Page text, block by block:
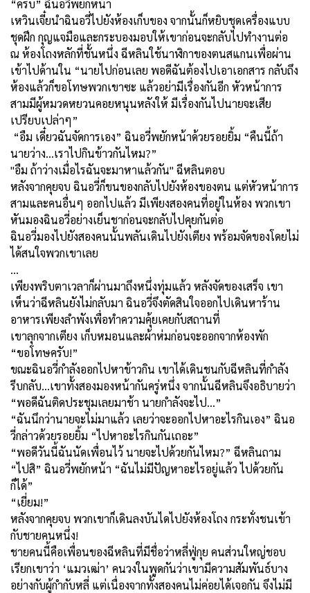
“ครับ” ฉินอวี่พยักหน้า
เหวินเจี๋ยนำฉินอวี่ไปยังห้องเก็บของ จากนั้นก็หยิบชุดเครื่องแบบ
ชุดฝึก กุญแจมือและกระบองมอบให้เขาก่อนจะกลับไปทำงานต่อ
ณ ห้องโถงหลักที่ชั้นหนึ่ง ฉีหลินใช้นาฬิกาของตนสแกนเพื่อผ่าน
เข้าไปด้านใน “นายไปก่อนเลย พอดีฉันต้องไปเอาเอกสาร กลับถึง
ห้องแล้วก็ขอโทษพวกเขาซะ แล้วอย่ามีเรื่องกันอีก หัวหน้าการ
สามมีผู้หมวดหยวนคอยหนุนหลังให้ มีเรื่องกันไปนายจะเสีย
เปรียบเปล่าๆ”
“อืม เดี๋ยวฉันจัดการเอง” ฉินอวี่พยักหน้าด้วยรอยยิ้ม “คืนนี้ถ้า
นายว่าง...เราไปกินข้าวกันไหม?”
"อืม ถ้าว่างเมื่อไรฉันจะมาหาแล้วกัน" ฉีหลินตอบ
หลังจากคุยจบ ฉินอวี่ก็ขนของกลับไปยังห้องของตน แต่หัวหน้าการ
สามและคนอื่นๆ ออกไปแล้ว มีเพียงสองคนที่อยู่ในห้อง พวกเขา
หันมองฉินอวี่อย่างเย็นชาก่อนจะกลับไปคุยกันต่อ
ฉินอวี่มองไปยังสองคนนั้นพลันเดินไปยังเตียง พร้อมจัดของโดยไม่
ได้สนใจพวกเขาเลย
…
เพียงพริบตาเวลาก็ผ่านมาถึงหนึ่งทุ่มแล้ว หลังจัดของเสร็จ เขา
เห็นว่าฉีหลินยังไม่กลับมา ฉินอวี่จึงตัดสินใจออกไปเดินหาร้าน
อาหารเพียงลำพังเพื่อทำความคุ้ยเคยกับสถานที่
เขาลุกจากเตียง เก็บหมอนและผ้าห่มก่อนจะออกจากห้องพัก
“ขอโทษครับ!”
ขณะฉินอวี่กำลังออกไปหาข้าวกิน เขาได้เดินชนกับฉีหลินที่กำลัง
รีบกลับ…เขาทั้งสองมองหน้ากันครู่หนึ่ง จากนั้นฉีหลินจึงอธิบายว่า
“พอดีฉันติดประชุมเลยมาช้า นายกำลังจะไป...”
“ฉันนึกว่านายจะไม่มาแล้ว เลยว่าจะออกไปหาอะไรกินเอง” ฉินอ
วี่กล่าวด้วยรอยยิ้ม “ไปหาอะไรกินกันเถอะ”
“พอดีวันนี้ฉันนัดเพื่อนไว้ นายจะไปด้วยกันไหม?” ฉีหลินถาม
“ไปสิ” ฉินอวี่พยักหน้า “ฉันไม่มีปัญหาอะไรอยู่แล้ว ไปด้วยกัน
ก็ได้”
“เยี่ยม!”
หลังจากคุยจบ พวกเขาก็เดินลงบันไดไปยังห้องโถง กระทั่งชนเข้า
กับชายคนหนึ่ง!
ชายคนนี้คือเพื่อนของฉีหลินที่มีชื่อว่าหลี่ฟู่กุย คนส่วนใหญ่ชอบ
เรียกเขาว่า ‘แมวเฒ่า’ คนวงในพูดกันว่าเขามีความสัมพันธ์บาง
อย่างกับผู้กำกับหลี่ แต่เนื่องจากทั้งสองคนไม่ค่อยได้เจอกัน จึงไม่มี